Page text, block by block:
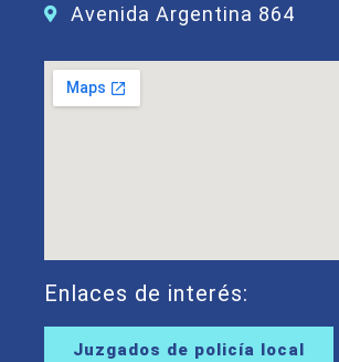
Avenida Argentina 864
Enlaces de interés:
Juzgados de policía local